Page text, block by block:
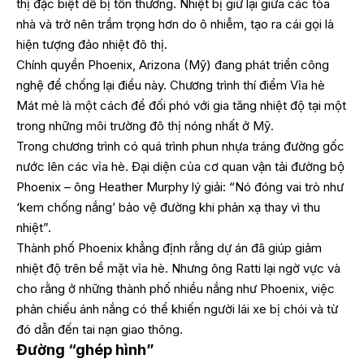
thị đặc biệt dễ bị tổn thương. Nhiệt bị giữ lại giữa các tòa
nhà và trở nên trầm trọng hơn do ô nhiễm, tạo ra cái gọi là
hiện tượng đảo nhiệt đô thị.
Chính quyền Phoenix, Arizona (Mỹ) đang phát triển công
nghệ để chống lại điều này. Chương trình thí điểm Vỉa hè
Mát mẻ là một cách để đối phó với gia tăng nhiệt độ tại một
trong những môi trường đô thị nóng nhất ở Mỹ.
Trong chương trình có quá trình phun nhựa tráng đường gốc
nước lên các vỉa hè. Đại diện của cơ quan vận tải đường bộ
Phoenix – ông Heather Murphy lý giải: “Nó đóng vai trò như
‘kem chống nắng’ bảo vệ đường khi phản xạ thay vì thu
nhiệt”.
Thành phố Phoenix khẳng định rằng dự án đã giúp giảm
nhiệt độ trên bề mặt vỉa hè. Nhưng ông Ratti lại ngờ vực và
cho rằng ở những thành phố nhiều nắng như Phoenix, việc
phản chiếu ánh nắng có thể khiến người lái xe bị chói và từ
đó dẫn đến tai nạn giao thông.
Đường “ghép hình”